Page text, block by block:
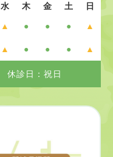
水 木 金 土 日
▲ ● ● ● ▲
▲ ● ● ● ▲
休診日：祝日